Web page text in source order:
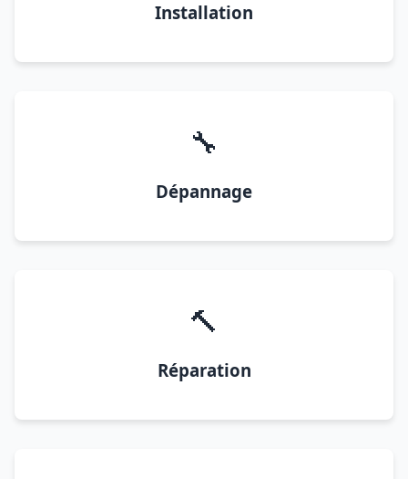
Installation
🔧
Dépannage
🔨
Réparation